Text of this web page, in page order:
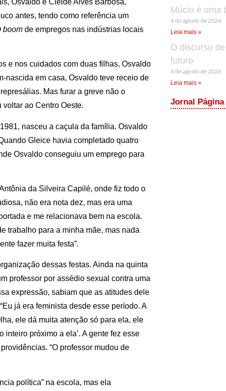
antes, tendo como referência um
boom de empregos nas indústrias locais
e nos cuidados com duas filhas, Osvaldo
nascida em casa, Osvaldo teve receio de
Mas furar a greve não o
ao Centro Oeste.
nasceu a caçula da família. Osvaldo
Gleice havia completado quatro
Osvaldo conseguiu um emprego para
da Silveira Capilé, onde fiz todo o
não era nota dez, mas era uma
e me relacionava bem na escola.
trabalho para a minha mãe, mas nada
fazer muita festa”.
dessas festas. Ainda na quinta
professor por assédio sexual contra uma
expressão, sabiam que as atitudes dele
já era feminista desde esse período. A
ele dá muita atenção só para ela, ele
próximo a ela’. A gente fez esse
“O professor mudou de
política” na escola, mas ela
Múcio é uma
4 de agosto de 2026
Leia mais »
O discurso
futuro
4 de agosto de 2026
Leia mais »
Jornal Página